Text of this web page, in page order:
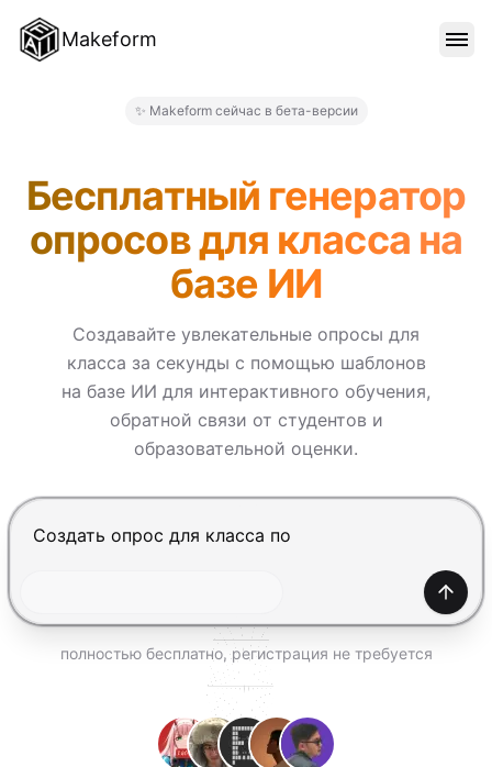
Makeform
БЛОГ
ЦЕНЫ
ПОПРОБОВАТЬ БЕСПЛАТНО
✨ Makeform сейчас в бета-версии
Бесплатный генератор
опросов для класса на
базе ИИ
Создавайте увлекательные опросы для
класса за секунды с помощью шаблонов
на базе ИИ для интерактивного обучения,
обратной связи от студентов и
образовательной оценки.
Нажмите Enter, чтобы отправить, Shift+Enter —
полностью бесплатно, регистрация не требуется